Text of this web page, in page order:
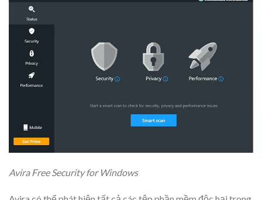
Avira Free Security for Windows